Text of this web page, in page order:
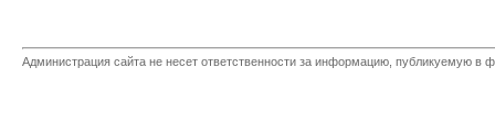
Администрация сайта не несет ответственности за информацию, публикуемую